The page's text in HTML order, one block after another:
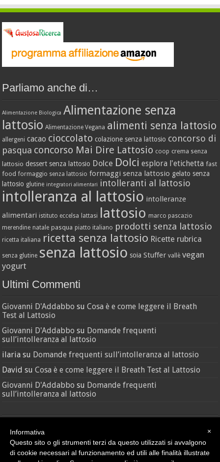
Parliamo anche di…
Alimentazione Biologica Alimentazione senza
lattosio Alimentazione Vegana alimenti senza lattosio
allergeni cacao cioccolato colazione senza lattosio concorso di
pasqua concorso Mai Dire Lattosio coop crema senza
lattosio dessert senza lattosio Dolce Dolci esplora l'etichetta fast
food formaggio senza lattosio formaggi senza lattosio gelato senza
lattosio glutine integratori alimentari intolleranti al lattosio
intolleranza al lattosio intolleranze
alimentari istituto eccelsa lattasi lattosio marco pascazio
merendine natale pasqua piatto italiano prodotti senza lattosio
ricetta italiana ricetta senza lattosio Ricette rubrica
senza glutine senza lattosio soia Stuffer vallè vegan
yogurt
Ultimi Commenti
Giovanni D'Addabbo suCosa è e come leggere il Breath
Test al Lattosio
Giovanni D'Addabbo su Domande frequenti
sull’intolleranza al lattosio
ilaria su Domande frequenti sull’intolleranza al lattosio
David suCosa è e come leggere il Breath Test al Lattosio
Giovanni D'Addabbo su Domande frequenti
sull’intolleranza al lattosio
×
Informativa
Questo sito o gli strumenti terzi da questo utilizzati si avvalgono
di cookie necessari al funzionamento ed utili alle finalità illustrate